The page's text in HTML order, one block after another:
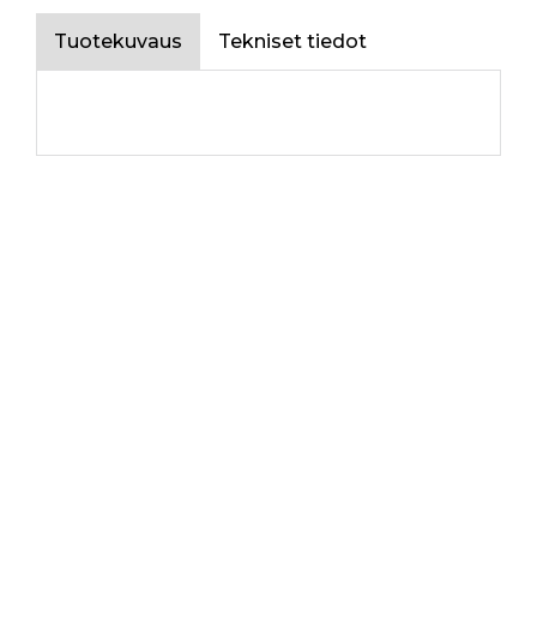
Tuotekuvaus Tekniset tiedot